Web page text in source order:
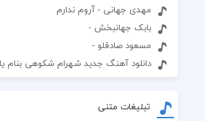
مهدی جهانی - آروم ندارم
بابک جهانبخش -
مسعود صادقلو -
دانلود آهنگ جدید شهرام شکوهی بنام
تبلیغات متنی